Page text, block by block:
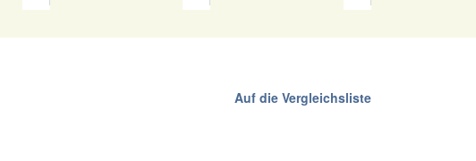
Auf die Vergleichsliste